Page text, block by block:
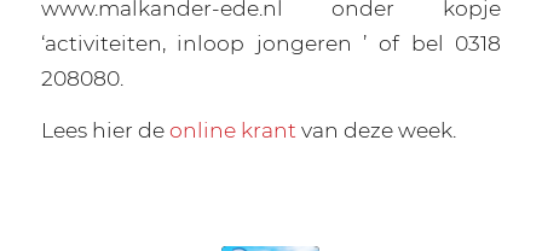
www.malkander-ede.nl onder kopje
‘activiteiten, inloop jongeren ’ of bel 0318
208080.
Lees hier deonline krant van deze week.